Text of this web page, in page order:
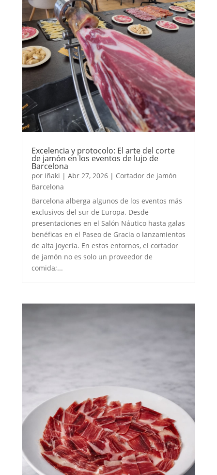
Excelencia y protocolo: El arte del corte
de jamón en los eventos de lujo de
Barcelona
por Iñaki | Abr 27, 2026| Cortador de jamón
Barcelona
Barcelona alberga algunos de los eventos más
exclusivos del sur de Europa. Desde
presentaciones en el Salón Náutico hasta galas
benéficas en el Paseo de Gracia o lanzamientos
de alta joyería. En estos entornos, el cortador
de jamón no es solo un proveedor de
comida;...